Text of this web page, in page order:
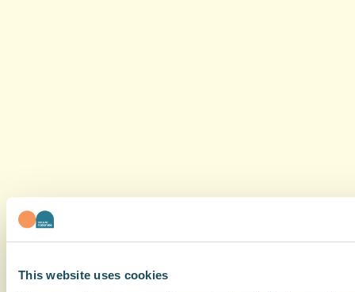
This website uses cookies